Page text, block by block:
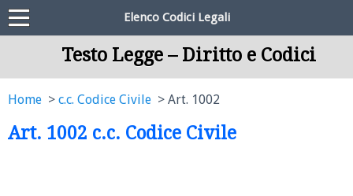
Elenco Codici Legali
Testo Legge – Diritto e Codici
Home c.c. Codice Civile Art. 1002
Art. 1002 c.c. Codice Civile